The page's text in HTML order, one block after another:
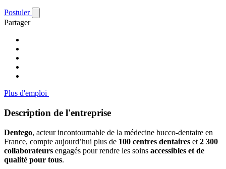
Postuler
Partager
Plus d'emploi
Description de l'entreprise
Dentego, acteur incontournable de la médecine bucco-dentaire en
France, compte aujourd’hui plus de 100 centres dentaires et 2 300
collaborateurs engagés pour rendre les soins accessibles et de
qualité pour tous.